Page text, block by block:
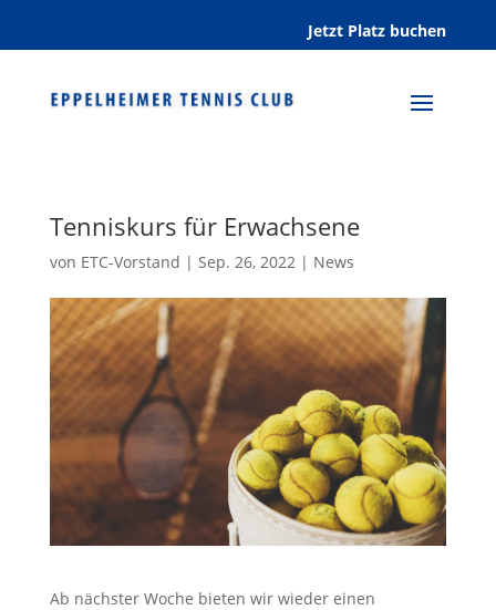
Jetzt Platz buchen
Tenniskurs für Erwachsene
von ETC-Vorstand | Sep. 26, 2022| News
Ab nächster Woche bieten wir wieder einen